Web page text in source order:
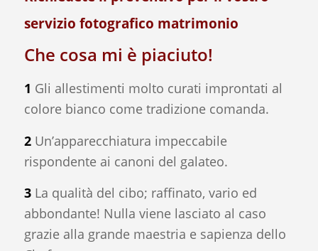
servizio fotografico matrimonio
Che cosa mi è piaciuto!
1 Gli allestimenti molto curati improntati al
colore bianco come tradizione comanda.
2Un’apparecchiatura impeccabile
rispondente ai canoni del galateo.
3La qualità del cibo; raffinato, vario ed
abbondante! Nulla viene lasciato al caso
grazie alla grande maestria e sapienza dello